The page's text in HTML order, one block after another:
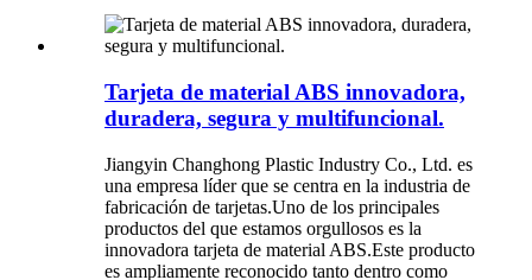
Tarjeta de material ABS innovadora,
duradera, segura y multifuncional.
Jiangyin Changhong Plastic Industry Co., Ltd. es
una empresa líder que se centra en la industria de
fabricación de tarjetas.Uno de los principales
productos del que estamos orgullosos es la
innovadora tarjeta de material ABS.Este producto
es ampliamente reconocido tanto dentro como